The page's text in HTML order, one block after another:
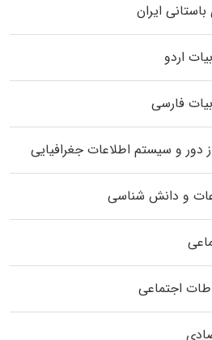
ایران
اردو
فارسی
و سیستم اطلاعات جغرافیایی
و دانش شناسی
اجتماعی